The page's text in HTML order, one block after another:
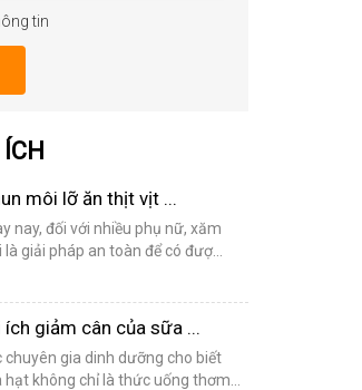
tin
môi lỡ ăn thịt vịt ...
nay, đối với nhiều phụ nữ, xăm
là giải pháp an toàn để có đượ...
ích giảm cân của sữa ...
chuyên gia dinh dưỡng cho biết
hạt không chỉ là thức uống thơm...